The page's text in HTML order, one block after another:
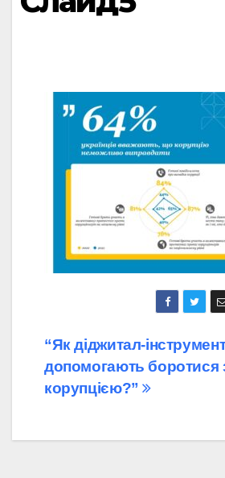
Навігація
записів
“Як діджитал-
допомогають боротися
корупцією?”